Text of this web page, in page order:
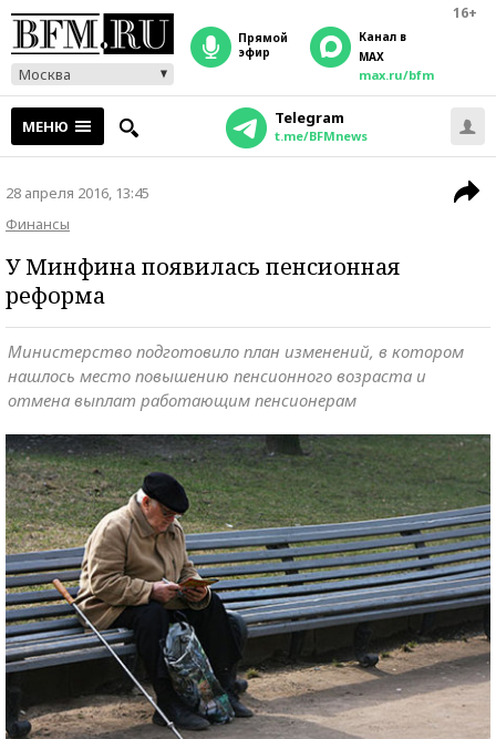
16+
Москва
прямой
эфир
Канал в
MAX
max.ru/bfm
МЕНЮ Telegram
t.me/BFMnews
28 апреля 2016, 13:45
Финансы
У Минфина появилась пенсионная
реформа
Министерство подготовило план изменений, в котором
нашлось место повышению пенсионного возраста и
отмена выплат работающим пенсионерам